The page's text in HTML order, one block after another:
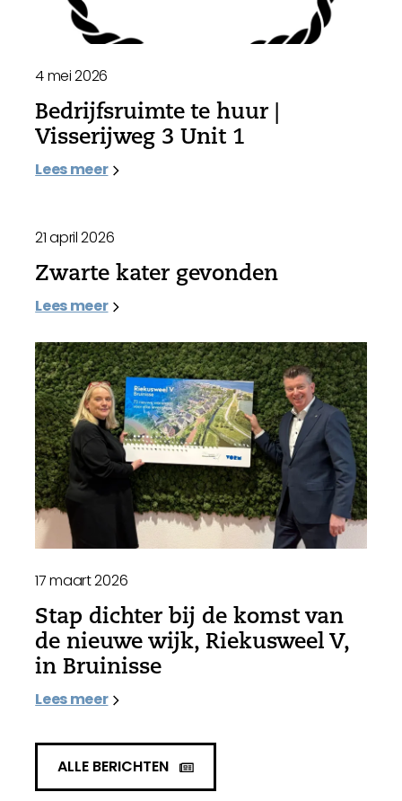
4 mei 2026
Bedrijfsruimte te huur |
Visserijweg 3 Unit 1
Lees meer
21 april 2026
Zwarte kater gevonden
Lees meer
17 maart 2026
Stap dichter bij de komst van
de nieuwe wijk, Riekusweel V,
in Bruinisse
Lees meer
ALLE BERICHTEN